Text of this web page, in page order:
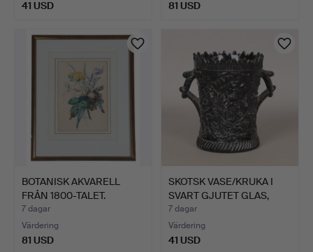
41 USD 81 USD
BOTANISK AKVARELL
FRÅN 1800-TALET.
7 dagar
Värdering
81 USD
SKOTSK VASE/KRUKA I
SVART GJUTET GLAS,
180…
7 dagar
Värdering
41 USD